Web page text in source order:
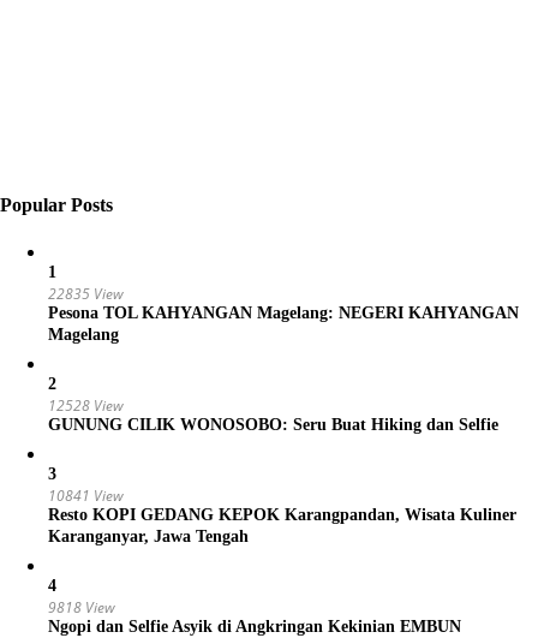
Popular Posts
1
22835 View
Pesona TOL KAHYANGAN Magelang: NEGERI KAHYANGAN
Magelang
2
12528 View
GUNUNG CILIK WONOSOBO: Seru Buat Hiking dan Selfie
3
10841 View
Resto KOPI GEDANG KEPOK Karangpandan, Wisata Kuliner
Karanganyar, Jawa Tengah
4
9818 View
Ngopi dan Selfie Asyik di Angkringan Kekinian EMBUN